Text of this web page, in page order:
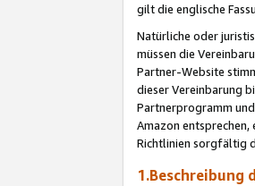
gilt die englische
Natürliche oder
müssen die
Partner-Website
dieser Vereinbarung
Partnerprogramm
Amazon
Richtlinien sorgfältig
1.Beschreibung